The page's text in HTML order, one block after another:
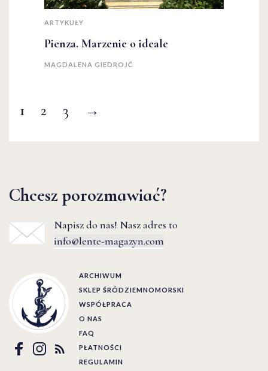
ARTYKUŁY
Pienza. Marzenie o ideale
MAGDALENA GIEDROJĆ
1 2 3 →
Chcesz porozmawiać?
Napisz do nas! Nasz adres to
info@lente-magazyn.com
ARCHIWUM
SKLEP ŚRÓDZIEMNOMORSKI
WSPÓŁPRACA
O NAS
FAQ
PŁATNOŚCI
REGULAMIN